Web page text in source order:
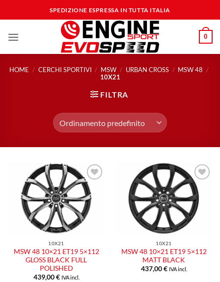
ai
SPEDIZIONE ESPRESSA IN TUTTA ITALIA
0
HOME / CERCHI SPORTIVI / MSW / URBAN CROSS / MSW 48 /
10X21
FILTRA
Aggiungi
alla lista
dei
desideri
10X21
MSW 48 10×21 ET19 5×112
GLOSS BLACK FULL
POLISHED
439,00€ IVA incl.
Aggiungi
alla lista
dei
desideri
10X21
MSW 48 10×21 ET19 5×112
MATT BLACK
437,00€ IVA incl.